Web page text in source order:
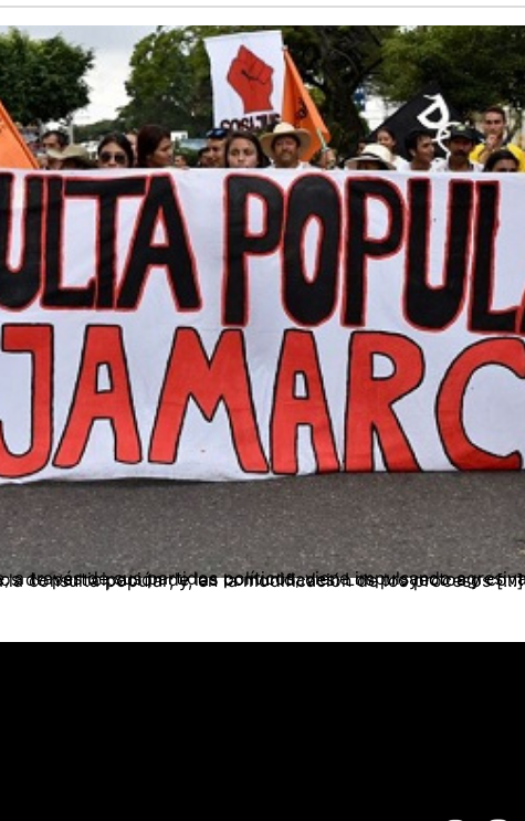
y a los mecanismos de participación de las comunidades. Los proyectos y contra reformas se centran en la reglamentación a la consulta previa y a la consulta popular; y, en la modificación de los procesos […]